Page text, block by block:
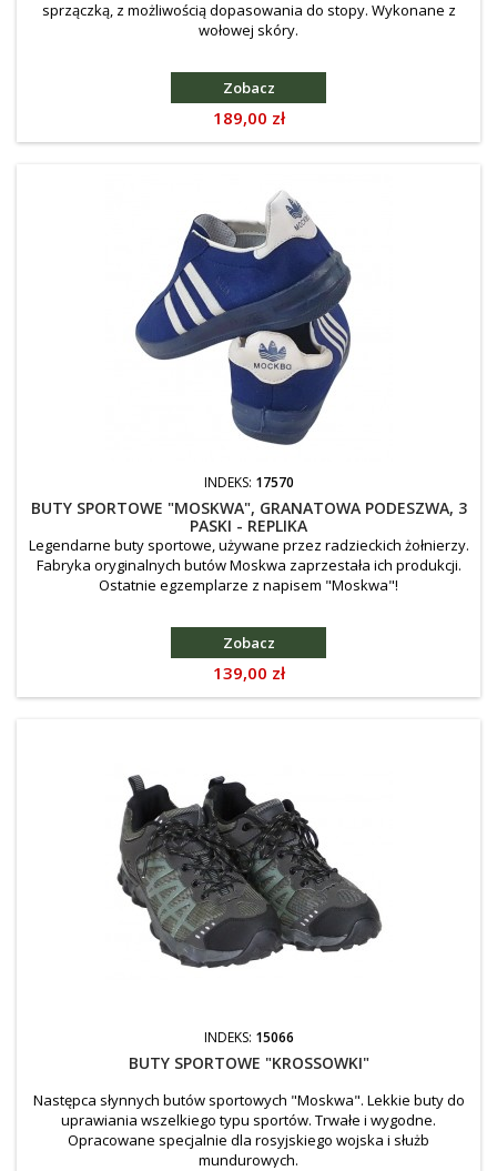
sprzączką, z możliwością dopasowania do stopy. Wykonane z
wołowej skóry.
Zobacz
Cena
189,00 zł
INDEKS: 17570
BUTY SPORTOWE "MOSKWA", GRANATOWA PODESZWA, 3
PASKI - REPLIKA
Legendarne buty sportowe, używane przez radzieckich żołnierzy.
Fabryka oryginalnych butów Moskwa zaprzestała ich produkcji.
Ostatnie egzemplarze z napisem "Moskwa"!
Zobacz
Cena
139,00 zł
INDEKS: 15066
BUTY SPORTOWE "KROSSOWKI"
Następca słynnych butów sportowych "Moskwa". Lekkie buty do
uprawiania wszelkiego typu sportów. Trwałe i wygodne.
Opracowane specjalnie dla rosyjskiego wojska i służb
mundurowych.